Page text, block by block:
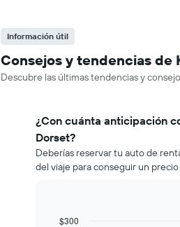
Información útil
Consejos y tendencias de
Descubre las últimas tendencias y
¿Con cuánta anticipación
Dorset?
Deberías reservar tu auto de
del viaje para conseguir un
Line
Chart
$300